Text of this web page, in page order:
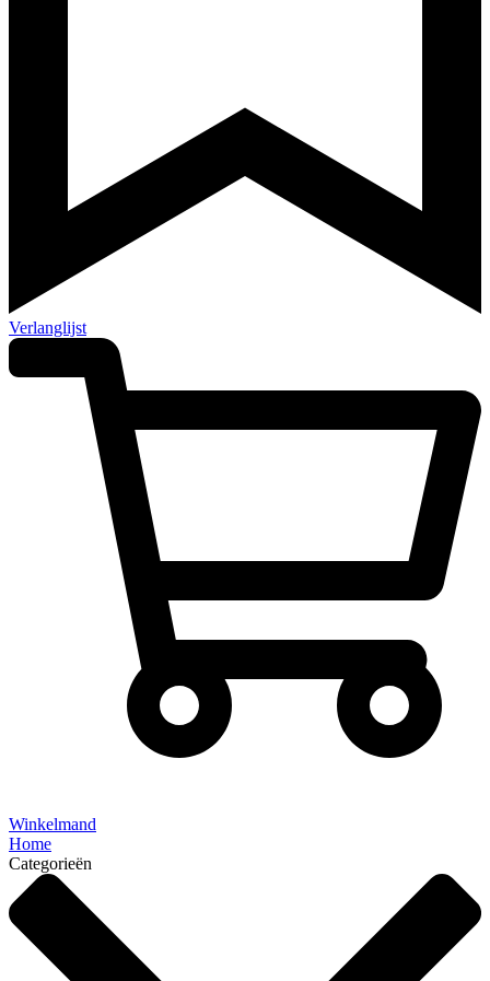
Verlanglijst
Winkelmand
Home
Categorieën